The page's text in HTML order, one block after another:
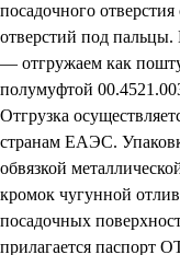
посадочного
отверстий под
— отгружаем как
полумуфтой
Отгрузка
странам ЕАЭС.
обвязкой
кромок чугунной
посадочных
прилагается паспорт